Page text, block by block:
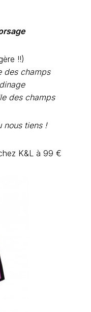
!!)
des champs
des champs
nous tiens !
K&L à 99 €